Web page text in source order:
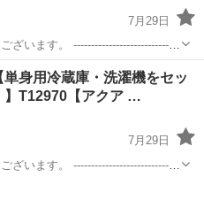
7月29日
期間限定★【単身用冷蔵庫・洗濯機をセット...
キッチン家電 半額
身用冷蔵庫・洗濯機をセッ
】T12970【アクア …
7月29日